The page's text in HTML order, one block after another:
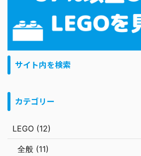
サイト内を検索
カテゴリー
LEGO (12)
全般 (11)